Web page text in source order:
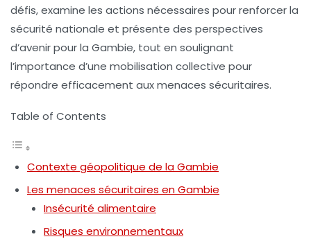
défis, examine les actions nécessaires pour renforcer la
sécurité nationale et présente des perspectives
d’avenir pour la Gambie, tout en soulignant
l’importance d’une mobilisation collective pour
répondre efficacement aux menaces sécuritaires.
Table of Contents
Contexte géopolitique de la Gambie
Les menaces sécuritaires en Gambie
Insécurité alimentaire
Risques environnementaux